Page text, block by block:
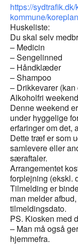
https://
kommune/
Huskeliste:
Du skal selv
– Medicin
– Sengelinned
– Håndklæder
– Shampoo
– Drikkevarer
Alkoholfri weekend
Denne weekend
under hyggelige
erfaringer om det,
Dette træf er som
samlevere eller
særaftaler.
Arrangementet
forplejning (ekskl.
Tilmelding er
man melder
tilmeldingsdato.
PS. Kiosken med
– Man må også
hjemmefra.